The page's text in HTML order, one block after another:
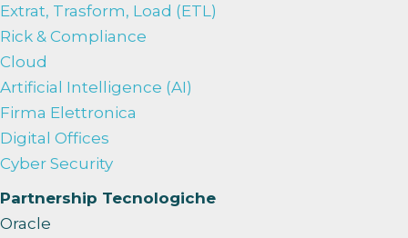
Extrat, Trasform, Load (ETL)
Rick & Compliance
Cloud
Artificial Intelligence (AI)
Firma Elettronica
Digital Offices
Cyber Security
Partnership Tecnologiche
Oracle